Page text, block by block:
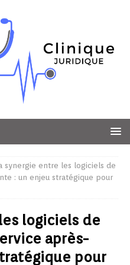
synergie entre les logiciels de
: un enjeu stratégique pour
logiciels de
après-
pour